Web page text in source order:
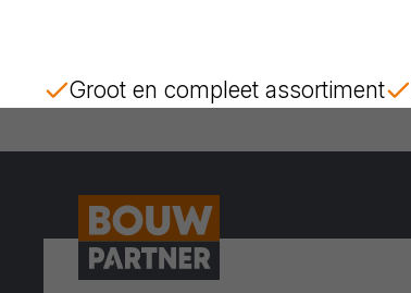
Groot en compleet assortiment